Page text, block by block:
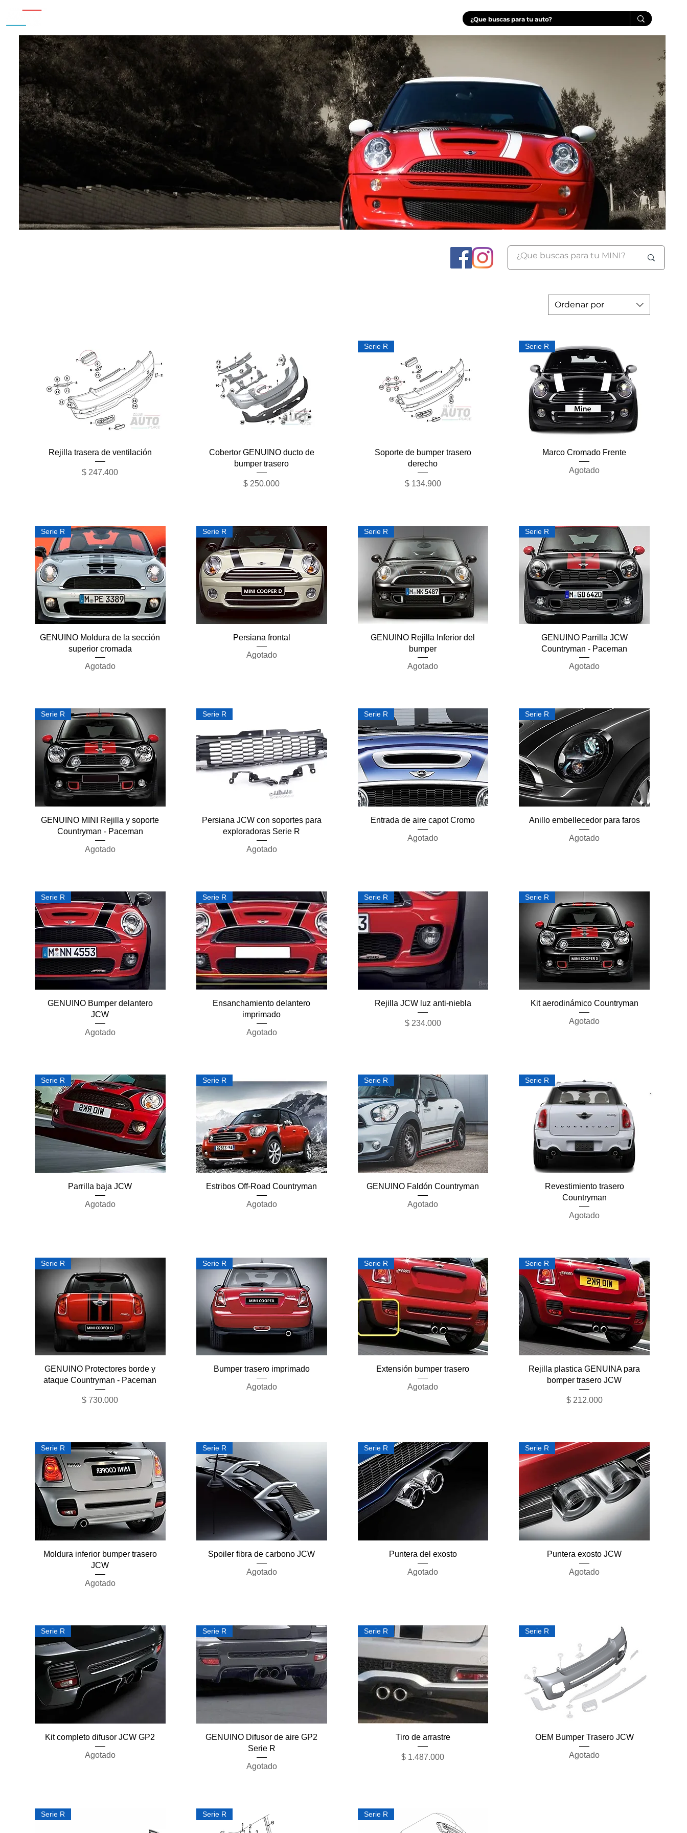
Ordenar por
Vista rápida
Rejilla trasera de ventilación
Precio
$ 247.400
Vista rápida
Cobertor GENUINO ducto de
bumper trasero
Precio
$ 250.000
Vista rápida
Serie R
Soporte de bumper trasero
derecho
Precio
$ 134.900
Vista rápida
Serie R
Marco Cromado Frente
Agotado
Vista rápida
Serie R
GENUINO Moldura de la sección
superior cromada
Agotado
Vista rápida
Serie R
Persiana frontal
Agotado
Vista rápida
Serie R
GENUINO Rejilla Inferior del
bumper
Agotado
Vista rápida
Serie R
GENUINO Parrilla JCW
Countryman - Paceman
Agotado
Vista rápida
Serie R
GENUINO MINI Rejilla y soporte
Countryman - Paceman
Agotado
Vista rápida
Serie R
Persiana JCW con soportes para
exploradoras Serie R
Agotado
Vista rápida
Serie R
Entrada de aire capot Cromo
Agotado
Vista rápida
Serie R
Anillo embellecedor para faros
Agotado
Vista rápida
Serie R
GENUINO Bumper delantero
JCW
Agotado
Vista rápida
Serie R
Ensanchamiento delantero
imprimado
Agotado
Vista rápida
Serie R
Rejilla JCW luz anti-niebla
Precio
$ 234.000
Vista rápida
Serie R
Kit aerodinámico Countryman
Agotado
Vista rápida
Serie R
Parrilla baja JCW
Agotado
Vista rápida
Serie R
Estribos Off-Road Countryman
Agotado
Vista rápida
Serie R
GENUINO Faldón Countryman
Agotado
Vista rápida
Serie R
Revestimiento trasero
Countryman
Agotado
Vista rápida
Serie R
GENUINO Protectores borde y
ataque Countryman - Paceman
Precio
$ 730.000
Vista rápida
Serie R
Bumper trasero imprimado
Agotado
Vista rápida
Serie R
Extensión bumper trasero
Agotado
Vista rápida
Serie R
Rejilla plastica GENUINA para
bomper trasero JCW
Precio
$ 212.000
Vista rápida
Serie R
Moldura inferior bumper trasero
JCW
Agotado
Vista rápida
Serie R
Spoiler fibra de carbono JCW
Agotado
Vista rápida
Serie R
Puntera del exosto
Agotado
Vista rápida
Serie R
Puntera exosto JCW
Agotado
Vista rápida
Serie R
Kit completo difusor JCW GP2
Agotado
Vista rápida
Serie R
GENUINO Difusor de aire GP2
Serie R
Agotado
Vista rápida
Serie R
Tiro de arrastre
Precio
$ 1.487.000
Vista rápida
Serie R
OEM Bumper Trasero JCW
Agotado
Serie R Serie R Serie R